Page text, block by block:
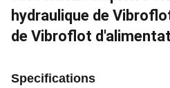
hydraulique de
de Vibroflot
Specifications